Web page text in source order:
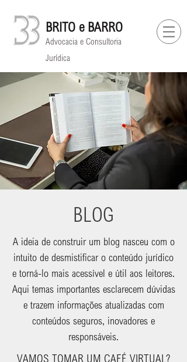
BRITO e BARRO
Advocacia e Consultoria
Jurídica
BLOG
A ideia de construir um blog nasceu com o
intuito de desmistificar o conteúdo jurídico
e torná-lo mais acessível e útil aos leitores.
Aqui temas importantes esclarecem dúvidas
e trazem informações atualizadas com
conteúdos seguros, inovadores e
responsáveis.
VAMOS TOMAR UM CAFÉ VIRTUAL?